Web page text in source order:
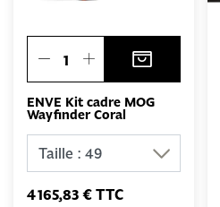
ENVE Kit cadre MOG
Wayfinder Coral
4 165,83 € TTC